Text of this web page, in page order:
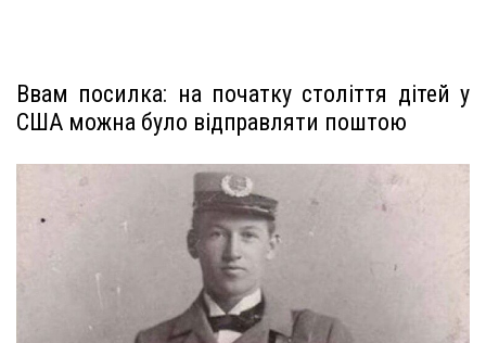
Ввам посилка: на початку століття дітей у
США можна було відправляти поштою